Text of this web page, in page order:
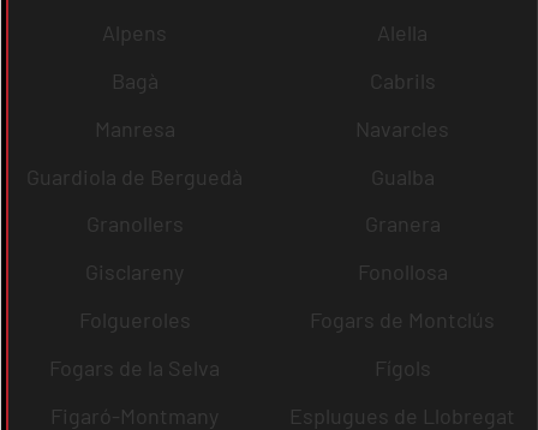
Alpens
Alella
Bagà
Cabrils
Manresa
Navarcles
Guardiola de Berguedà
Gualba
Granollers
Granera
Gisclareny
Fonollosa
Folgueroles
Fogars de Montclús
Fogars de la Selva
Fígols
Figaró-Montmany
Esplugues de Llobregat